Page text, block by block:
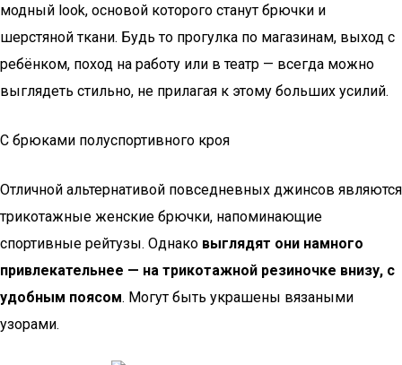
модный look, основой которого станут брючки и
шерстяной ткани. Будь то прогулка по магазинам, выход с
ребёнком, поход на работу или в театр — всегда можно
выглядеть стильно, не прилагая к этому больших усилий.
С брюками полуспортивного кроя
Отличной альтернативой повседневных джинсов являются
трикотажные женские брючки, напоминающие
спортивные рейтузы. Однако выглядят они намного
привлекательнее — на трикотажной резиночке внизу, с
удобным поясом. Могут быть украшены вязаными
узорами.